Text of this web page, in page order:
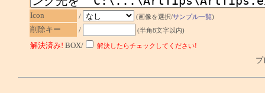
Icon / (画像を選択/サンプル一覧)
削除キー / (半角8文字以内)
解決済み! BOX/ 解決したらチェックしてください!
プ